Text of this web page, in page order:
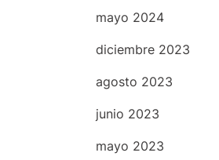
mayo 2024
diciembre 2023
agosto 2023
junio 2023
mayo 2023